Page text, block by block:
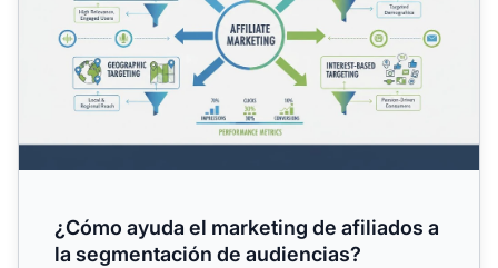
¿Cómo ayuda el marketing de afiliados a
la segmentación de audiencias?